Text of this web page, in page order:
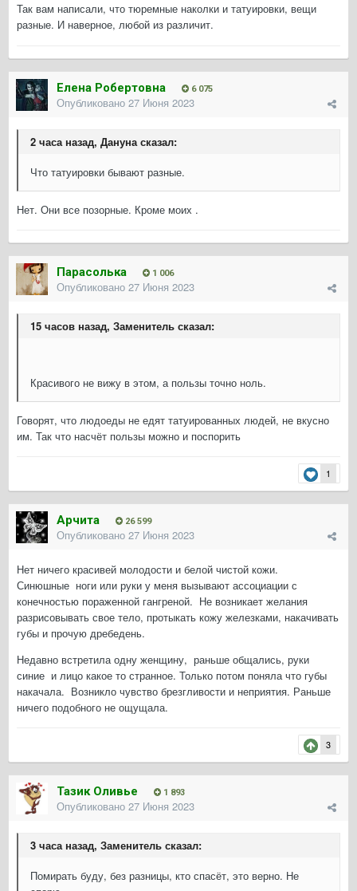
Так вам написали, что тюремные наколки и татуировки, вещи
разные. И наверное, любой из различит.
Елена Робертовна 6 075
Опубликовано 27 Июня 2023
2 часа назад, Дануна сказал:
Что татуировки бывают разные.
Нет. Они все позорные. Кроме моих .
Парасолька 1 006
Опубликовано 27 Июня 2023
15 часов назад, Заменитель сказал:
Красивого не вижу в этом, а пользы точно ноль.
Говорят, что людоеды не едят татуированных людей, не вкусно
им. Так что насчёт пользы можно и поспорить
1
Арчита 26 599
Опубликовано 27 Июня 2023
Нет ничего красивей молодости и белой чистой кожи.
Синюшные ноги или руки у меня вызывают ассоциации с
конечностью пораженной гангреной. Не возникает желания
разрисовывать свое тело, протыкать кожу железками, накачивать
губы и прочую дребедень.
Недавно встретила одну женщину, раньше общались, руки
синие и лицо какое то странное. Только потом поняла что губы
накачала. Возникло чувство брезгливости и неприятия. Раньше
ничего подобного не ощущала.
3
Тазик Оливье 1 893
Опубликовано 27 Июня 2023
3 часа назад, Заменитель сказал:
Помирать буду, без разницы, кто спасёт, это верно. Не